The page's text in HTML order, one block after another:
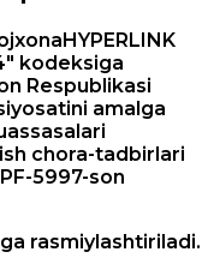
kodeksiga
Respublikasi
amalga
chora-tadbirlari
5997-son
rasmiylashtiriladi.